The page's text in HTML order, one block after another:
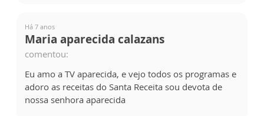
Há 7 anos
Maria aparecida calazans
comentou:
Eu amo a TV aparecida, e vejo todos os programas e
adoro as receitas do Santa Receita sou devota de
nossa senhora aparecida